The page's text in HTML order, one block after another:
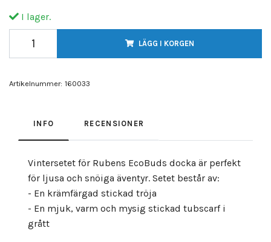
I lager.
LÄGG I KORGEN
Artikelnummer: 160033
INFO RECENSIONER
Vintersetet för Rubens EcoBuds docka är perfekt
för ljusa och snöiga äventyr. Setet består av:
- En krämfärgad stickad tröja
- En mjuk, varm och mysig stickad tubscarf i
grått